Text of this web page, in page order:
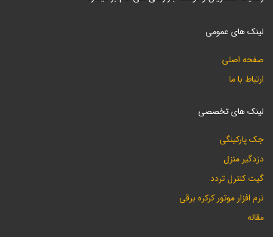
لینک های عمومی
صفحه اصلی
ارتباط با ما
لینک های تخصصی
جک پارکینگی
دزدگیر منزل
گیت کنترل تردد
نرم افزار موتور کرکره برقی
مقاله